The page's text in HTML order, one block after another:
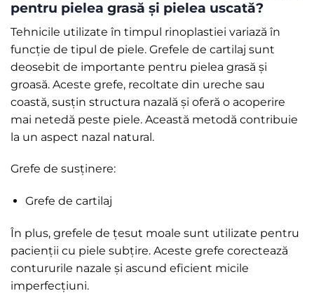
pentru pielea grasă și pielea uscată?
Tehnicile utilizate în timpul rinoplastiei variază în
funcție de tipul de piele. Grefele de cartilaj sunt
deosebit de importante pentru pielea grasă și
groasă. Aceste grefe, recoltate din ureche sau
coastă, susțin structura nazală și oferă o acoperire
mai netedă peste piele. Această metodă contribuie
la un aspect nazal natural.
Grefe de susținere:
Grefe de cartilaj
În plus, grefele de țesut moale sunt utilizate pentru
pacienții cu piele subțire. Aceste grefe corectează
contururile nazale și ascund eficient micile
imperfecțiuni.